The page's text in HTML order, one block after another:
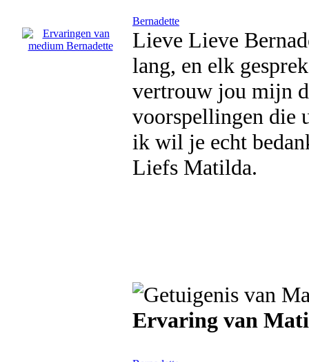
Bernadette
Lieve Lieve
lang, en elk
vertrouw jou mijn
voorspellingen die
ik wil je echt
Liefs Matilda.
Ervaring van